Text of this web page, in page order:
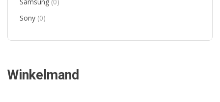
Sony (0)
Winkelmand